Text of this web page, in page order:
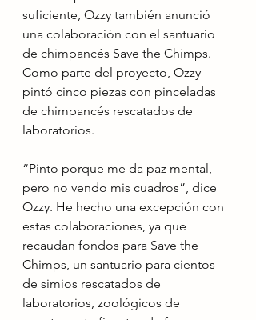
suficiente, Ozzy también anunció
una colaboración con el santuario
de chimpancés Save the Chimps.
Como parte del proyecto, Ozzy
pintó cinco piezas con pinceladas
de chimpancés rescatados de
laboratorios.
“Pinto porque me da paz mental,
pero no vendo mis cuadros”, dice
Ozzy. He hecho una excepción con
estas colaboraciones, ya que
recaudan fondos para Save the
Chimps, un santuario para cientos
de simios rescatados de
laboratorios, zoológicos de